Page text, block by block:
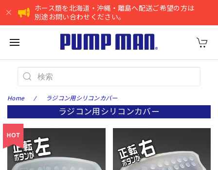
ホース類を北海道・沖縄・離島へ配送ご希望の方は
別途お問い合わせください。
Home ラジコン用シリコンカバー
ラジコン用シリコンカバー